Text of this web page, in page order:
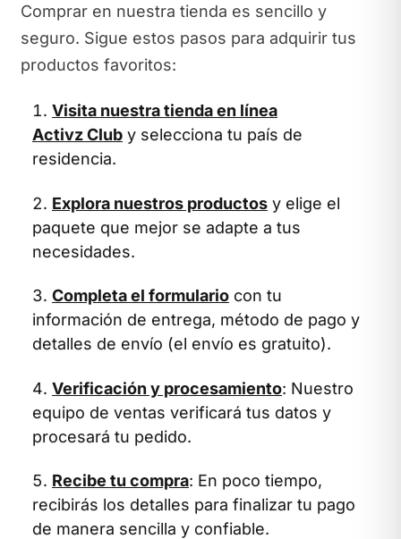
Comprar en nuestra tienda es sencillo y
seguro. Sigue estos pasos para adquirir tus
productos favoritos:
Visita nuestra tienda en línea
Activz Club y selecciona tu país de
residencia.
Explora nuestros productos y elige el
paquete que mejor se adapte a tus
necesidades.
Completa el formulario con tu
información de entrega, método de pago y
detalles de envío (el envío es gratuito).
Verificación y procesamiento: Nuestro
equipo de ventas verificará tus datos y
procesará tu pedido.
Recibe tu compra: En poco tiempo,
recibirás los detalles para finalizar tu pago
de manera sencilla y confiable.